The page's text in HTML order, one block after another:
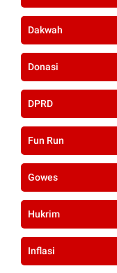
Dakwah
Donasi
DPRD
Fun Run
Gowes
Hukrim
Inflasi